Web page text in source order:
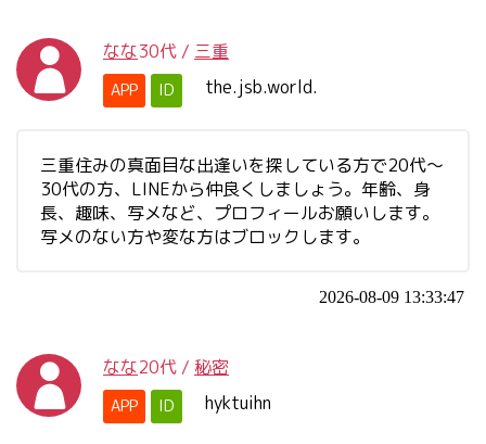
なな30代 / 三重
APP ID the.jsb.world.
三重住みの真面目な出逢いを探している方で20代〜
30代の方、LINEから仲良くしましょう。年齢、身
長、趣味、写メなど、プロフィールお願いします。
写メのない方や変な方はブロックします。
2026-08-09 13:33:47
なな20代 / 秘密
APP ID hyktuihn